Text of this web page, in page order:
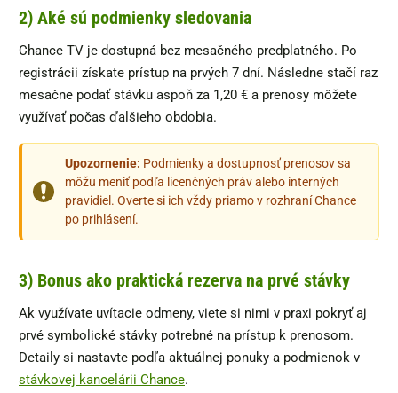
2) Aké sú podmienky sledovania
Chance TV je dostupná bez mesačného predplatného. Po
registrácii získate prístup na prvých 7 dní. Následne stačí raz
mesačne podať stávku aspoň za 1,20 € a prenosy môžete
využívať počas ďalšieho obdobia.
Upozornenie: Podmienky a dostupnosť prenosov sa
môžu meniť podľa licenčných práv alebo interných
pravidiel. Overte si ich vždy priamo v rozhraní Chance
po prihlásení.
3) Bonus ako praktická rezerva na prvé stávky
Ak využívate uvítacie odmeny, viete si nimi v praxi pokryť aj
prvé symbolické stávky potrebné na prístup k prenosom.
Detaily si nastavte podľa aktuálnej ponuky a podmienok v
stávkovej kancelárii Chance.